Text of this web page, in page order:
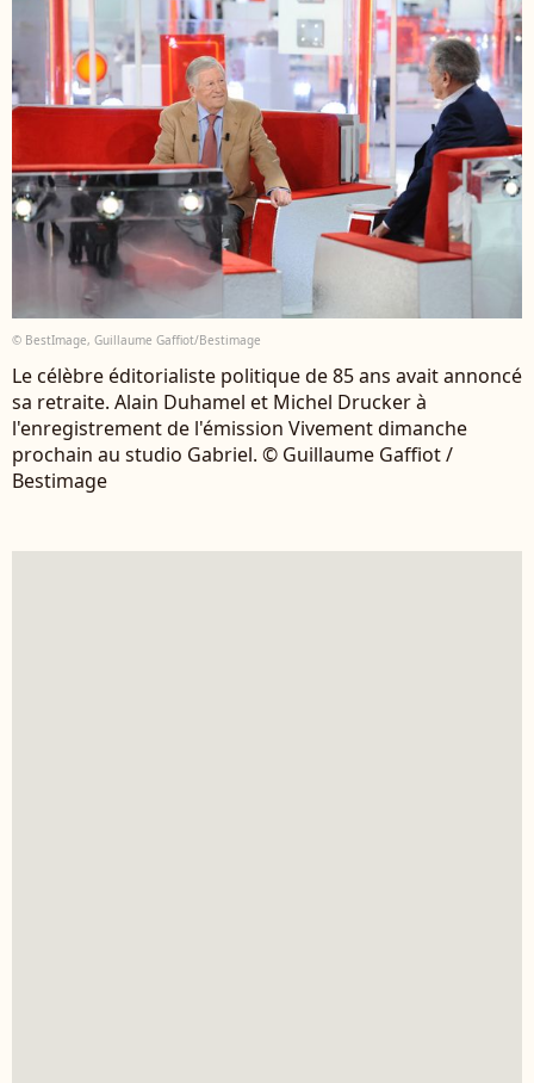
© BestImage, Guillaume Gaffiot/Bestimage
Le célèbre éditorialiste politique de 85 ans avait annoncé
sa retraite. Alain Duhamel et Michel Drucker à
l'enregistrement de l'émission Vivement dimanche
prochain au studio Gabriel. © Guillaume Gaffiot /
Bestimage